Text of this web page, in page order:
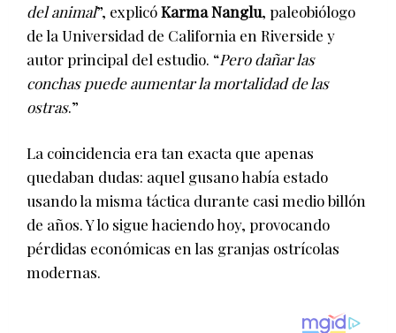
del animal”, explicóKarma Nanglu, paleobiólogo
de la Universidad de California en Riverside y
autor principal del estudio. “Pero dañar las
conchas puede aumentar la mortalidad de las
ostras.”
La coincidencia era tan exacta que apenas
quedaban dudas: aquel gusano había estado
usando la misma táctica durante casi medio billón
de años. Y lo sigue haciendo hoy, provocando
pérdidas económicas en las granjas ostrícolas
modernas.